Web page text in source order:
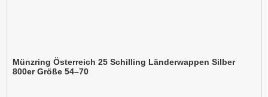
Münzring Österreich 25 Schilling Länderwappen Silber
800er Größe 54–70